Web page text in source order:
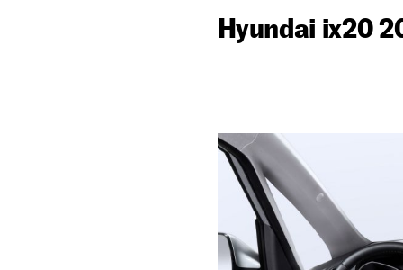
Hyundai ix20